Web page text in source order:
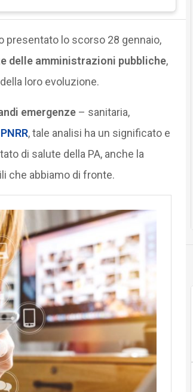
presentato lo scorso 28 gennaio,
delle amministrazioni pubbliche,
loro evoluzione.
emergenze– sanitaria,
PNRR, tale analisi ha un significato e
di salute della PA, anche la
che abbiamo di fronte.